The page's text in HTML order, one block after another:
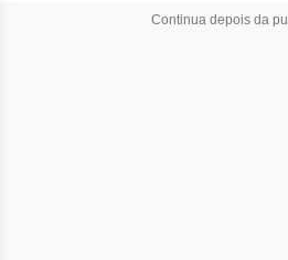
Continua depois da